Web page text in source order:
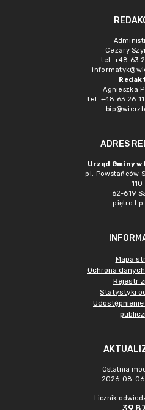
Cezary
tel. +48 63
Agnieszka
tel. +48 63 26
ADRES
Urząd Gminy
pl. Powstańców
110
62-619
piętro I
Mapa
Ochrona
Rejestr
Statystyki
Ostatnia
2026-08-06
Licznik